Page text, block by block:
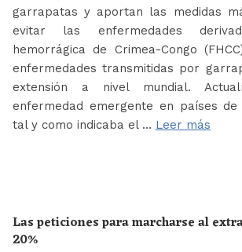
garrapatas y aportan las medidas
evitar las enfermedades
hemorrágica de Crimea-Congo
enfermedades transmitidas por
extensión a nivel mundial.
enfermedad emergente en países
tal y como indicaba el … Leer más
Las peticiones para marcharse al
20%